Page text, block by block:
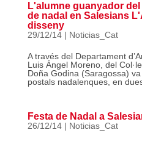
L'alumne guanyador
de nadal en Salesians
disseny
29/12/14| Noticias_Cat
A través del Departament
Luis Ángel Moreno, del
Doña Godina (Saragossa)
postals nadalenques, en
Festa de Nadal a
26/12/14| Noticias_Cat